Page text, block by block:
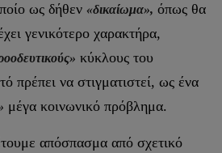
ως δήθεν «δικαίωμα», όπως θα
γενικότερο χαρακτήρα,
κύκλους του
πρέπει να στιγματιστεί, ως ένα
μέγα κοινωνικό πρόβλημα.
απόσπασμα από σχετικό